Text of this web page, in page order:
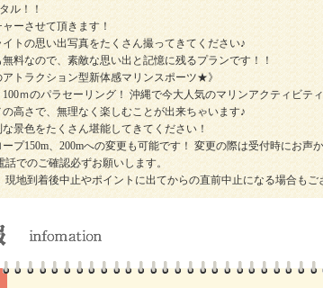
ル！！
ーさせて頂きます！
トの思い出写真をたくさん撮ってきてください♪
料なので、素敵な思い出と記憶に残るプランです！！
アトラクション型新体感マリンスポーツ★》
ｍのパラセーリング！ 沖縄で今大人気のマリンアクティビテ
高さで、無理なく楽しむことが出来ちゃいます♪
景色をたくさん堪能してきてください！
プ150m、200mへの変更も可能です！ 変更の際は受付時にお声
でのご確認必ずお願いします。
地到着後中止やポイントに出てからの直前中止になる場合もご